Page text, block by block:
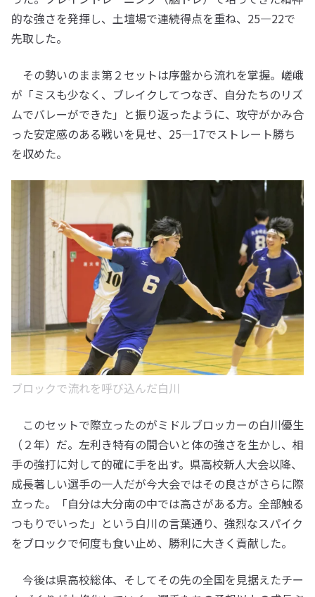
的な強さを発揮し、土壇場で連続得点を重ね、25―22で
先取した。
その勢いのまま第２セットは序盤から流れを掌握。嵯峨
が「ミスも少なく、ブレイクしてつなぎ、自分たちのリズ
ムでバレーができた」と振り返ったように、攻守がかみ合
った安定感のある戦いを見せ、25―17でストレート勝ち
を収めた。
ブロックで流れを呼び込んだ白川
このセットで際立ったのがミドルブロッカーの白川優生
（２年）だ。左利き特有の間合いと体の強さを生かし、相
手の強打に対して的確に手を出す。県高校新人大会以降、
成長著しい選手の一人だが今大会ではその良さがさらに際
立った。「自分は大分南の中では高さがある方。全部触る
つもりでいった」という白川の言葉通り、強烈なスパイク
をブロックで何度も食い止め、勝利に大きく貢献した。
今後は県高校総体、そしてその先の全国を見据えたチー